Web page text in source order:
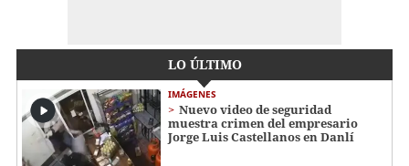
LO ÚLTIMO
IMÁGENES
Nuevo video de seguridad
muestra crimen del empresario
Jorge Luis Castellanos en Danlí